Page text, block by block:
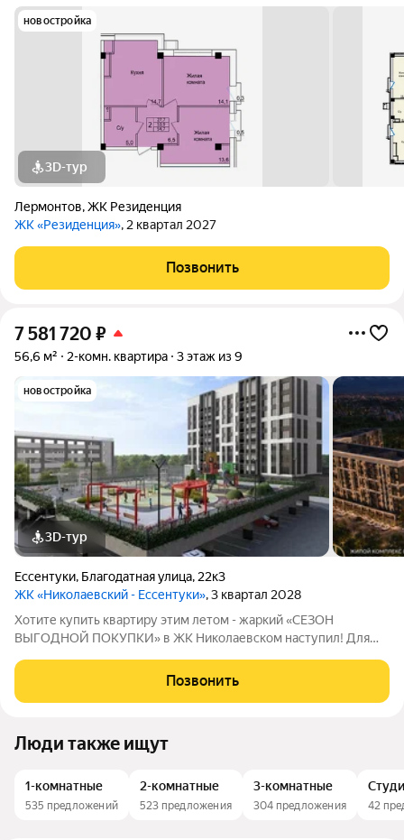
новостройка
3D-тур
Лермонтов,ЖК Резиденция
ЖК «Резиденция», 2 квартал 2027
Позвонить
7 581 720 ₽
56,6 м² 2-комн. квартира 3 этаж из 9
новостройка
3D-тур
Ессентуки, Благодатная улица, 22к3
ЖК «Николаевский - Ессентуки», 3 квартал 2028
Хотите купить квартиру этим летом - жаркий «СЕЗОН
ВЫГОДНОЙ ПОКУПКИ» в ЖК Николаевском наступил! Для
скидка 5%. Ваш фундамент будущего в ЖК «Николаевском
Ессентуки». Доступны к покупке места в
Позвонить
Люди также ищут
1-комнатные
535 предложений
2-комнатные
523 предложения
3-комнатные
304 предложения 42